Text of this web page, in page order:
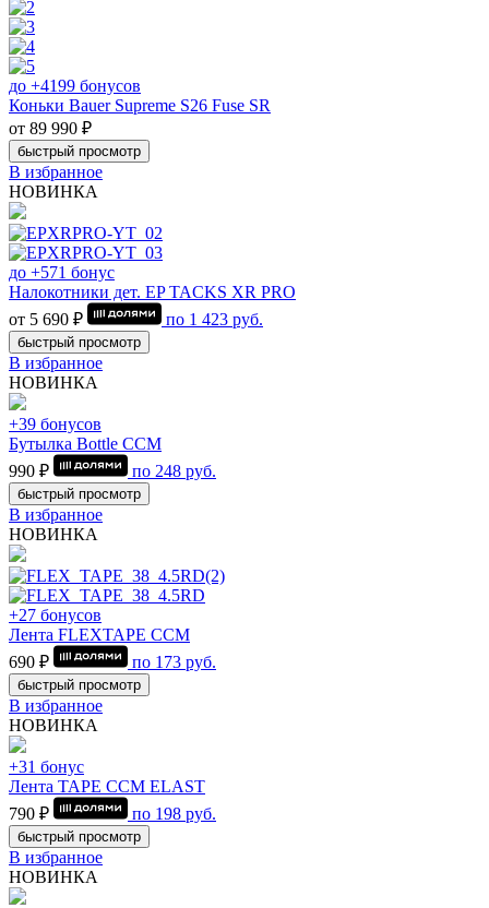
до +4199 бонусов
Коньки Bauer Supreme S26 Fuse SR
от 89 990 ₽
быстрый просмотр
В избранное
НОВИНКА
до +571 бонус
Налокотники дет. EP TACKS XR PRO
от 5 690 ₽
по 1 423 руб.
быстрый просмотр
В избранное
НОВИНКА
+39 бонусов
Бутылка Bottle CCM
990 ₽
по 248 руб.
быстрый просмотр
В избранное
НОВИНКА
+27 бонусов
Лента FLEXTAPE CCM
690 ₽
по 173 руб.
быстрый просмотр
В избранное
НОВИНКА
+31 бонус
Лента TAPE CCM ELAST
790 ₽
по 198 руб.
быстрый просмотр
В избранное
НОВИНКА